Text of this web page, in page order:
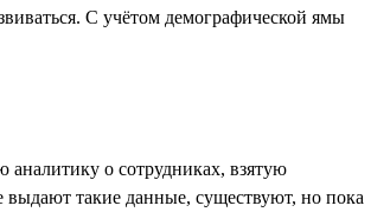
С учётом демографической ямы
аналитику о сотрудниках, взятую
такие данные, существуют, но пока